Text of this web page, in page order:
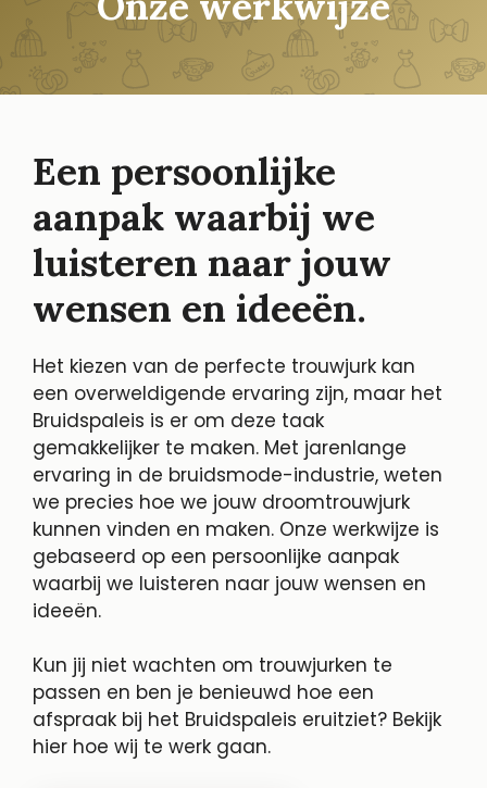
Een persoonlijke
aanpak waarbij we
luisteren naar jouw
wensen en ideeën.
Het kiezen van de perfecte trouwjurk kan
een overweldigende ervaring zijn, maar het
Bruidspaleis is er om deze taak
gemakkelijker te maken. Met jarenlange
ervaring in de bruidsmode-industrie, weten
we precies hoe we jouw droomtrouwjurk
kunnen vinden en maken. Onze werkwijze is
gebaseerd op een persoonlijke aanpak
waarbij we luisteren naar jouw wensen en
ideeën.
Kun jij niet wachten om trouwjurken te
passen en ben je benieuwd hoe een
afspraak bij het Bruidspaleis eruitziet? Bekijk
hier hoe wij te werk gaan.